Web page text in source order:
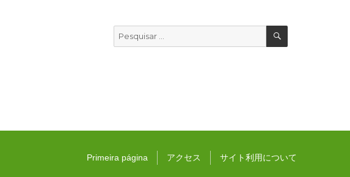
Pesquisar
por:
PESQUISAR
Primeira página アクセス サイト利用について